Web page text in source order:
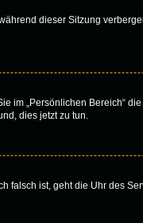
dieser Sitzung
„Persönlichen Bereich“
dies jetzt zu tun.
ist, geht die Uhr des